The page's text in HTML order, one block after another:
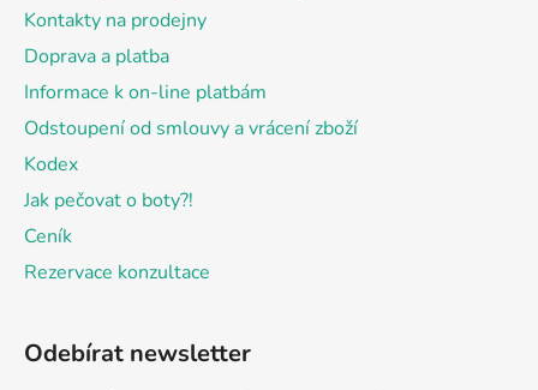
Kontakty na prodejny
Doprava a platba
Informace k on-line platbám
Odstoupení od smlouvy a vrácení zboží
Kodex
Jak pečovat o boty?!
Ceník
Rezervace konzultace
Odebírat newsletter